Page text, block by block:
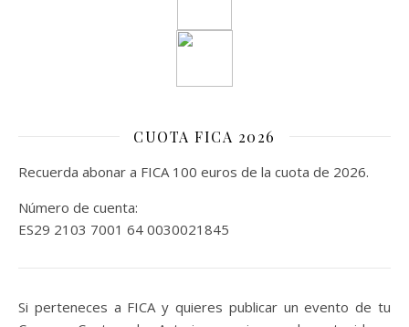
CUOTA FICA 2026
Recuerda abonar a FICA 100 euros de la cuota de 2026.
Número de cuenta:
ES29 2103 7001 64 0030021845
Si perteneces a FICA y quieres publicar un evento de tu